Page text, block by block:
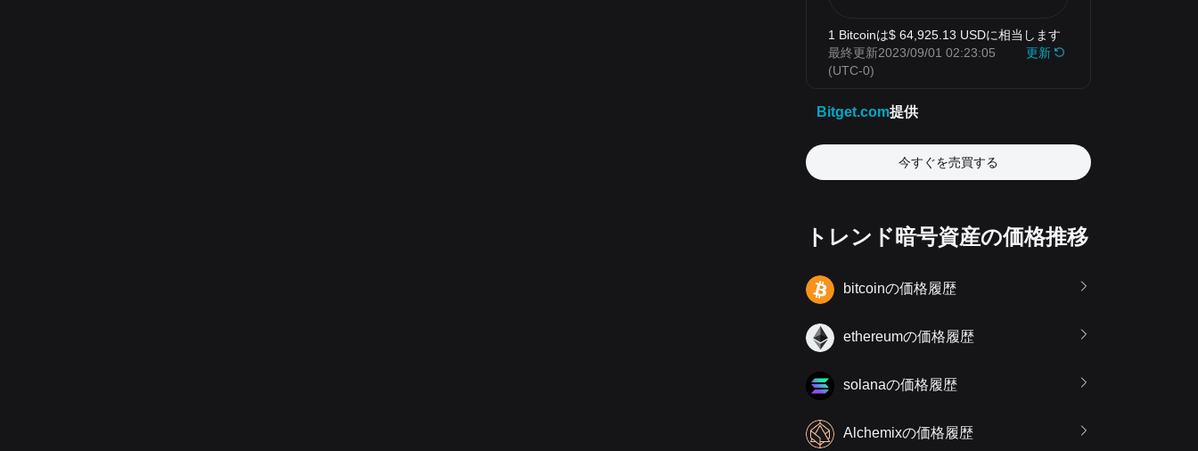
今すぐを売買する
トレンド暗号資産の価格推移
bitcoinの価格履歴
ethereumの価格履歴
solanaの価格履歴
Alchemixの価格履歴